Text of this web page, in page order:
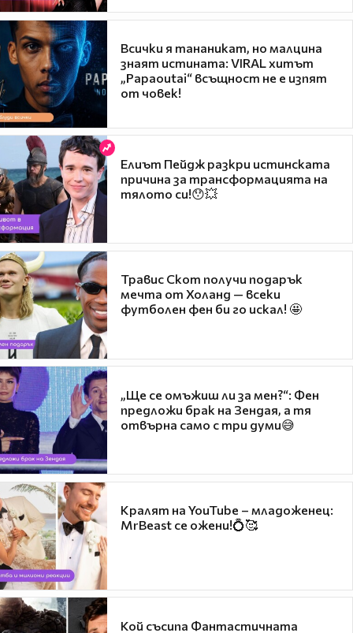
Всички я тананикат, но малцина
знаят истината: VIRAL хитът
„Papaoutai“ всъщност не е изпят
от човек!
Елиът Пейдж разкри истинската
причина за трансформацията на
тялото си!😯💥
Травис Скот получи подарък
мечта от Холанд — всеки
футболен фен би го искал! 🤩
„Ще се омъжиш ли за мен?“: Фен
предложи брак на Зендая, а тя
отвърна само с три думи😅
Кралят на YouTube – младоженец:
MrBeast се ожени!💍🥰
Кой съсипа Фантастичната